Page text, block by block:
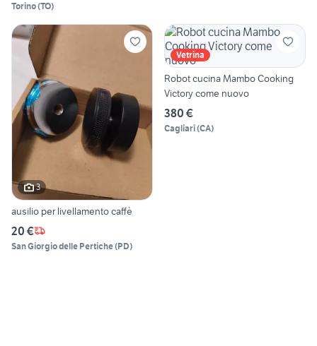
Torino(TO)
3
ausilio per livellamento caffè
20 €
San Giorgio delle Pertiche(PD)
Vetrina
Robot cucina Mambo Cooking
Victory come nuovo
380 €
Cagliari(CA)